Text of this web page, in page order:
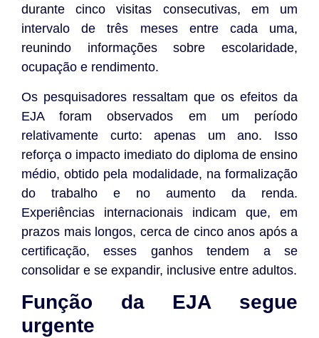
durante cinco visitas consecutivas, em um
intervalo de três meses entre cada uma,
reunindo informações sobre escolaridade,
ocupação e rendimento.
Os pesquisadores ressaltam que os efeitos da
EJA foram observados em um período
relativamente curto: apenas um ano. Isso
reforça o impacto imediato do diploma de ensino
médio, obtido pela modalidade, na formalização
do trabalho e no aumento da renda.
Experiências internacionais indicam que, em
prazos mais longos, cerca de cinco anos após a
certificação, esses ganhos tendem a se
consolidar e se expandir, inclusive entre adultos.
Função da EJA segue
urgente